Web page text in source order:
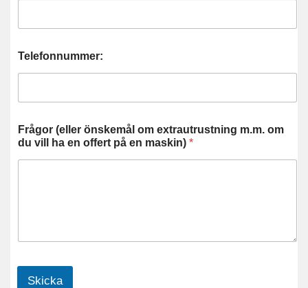
Telefonnummer:
Frågor (eller önskemål om extrautrustning m.m. om
du vill ha en offert på en maskin) *
Skicka